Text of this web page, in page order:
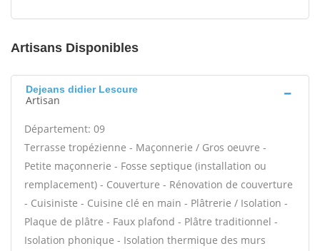
Artisans Disponibles
Dejeans didier Lescure
Artisan
Département: 09
Terrasse tropézienne - Maçonnerie / Gros oeuvre -
Petite maçonnerie - Fosse septique (installation ou
remplacement) - Couverture - Rénovation de couverture
- Cuisiniste - Cuisine clé en main - Plâtrerie / Isolation -
Plaque de plâtre - Faux plafond - Plâtre traditionnel -
Isolation phonique - Isolation thermique des murs